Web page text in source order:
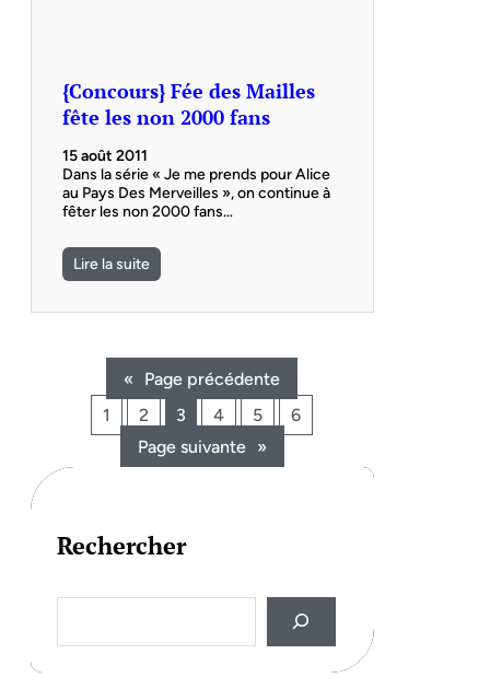
{Concours} Fée des Mailles
fête les non 2000 fans
15 août 2011
Dans la série « Je me prends pour Alice
au Pays Des Merveilles », on continue à
fêter les non 2000 fans…
Lire la suite
«
Page précédente
1
2 3 4 5
6
Page suivante »
Rechercher
a